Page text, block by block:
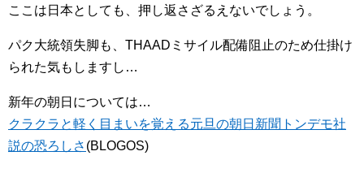
ここは日本としても、押し返さざるえないでしょう。
パク大統領失脚も、THAADミサイル配備阻止のため仕掛け
られた気もしますし…
新年の朝日については…
クラクラと軽く目まいを覚える元旦の朝日新聞トンデモ社
説の恐ろしさ (BLOGOS)